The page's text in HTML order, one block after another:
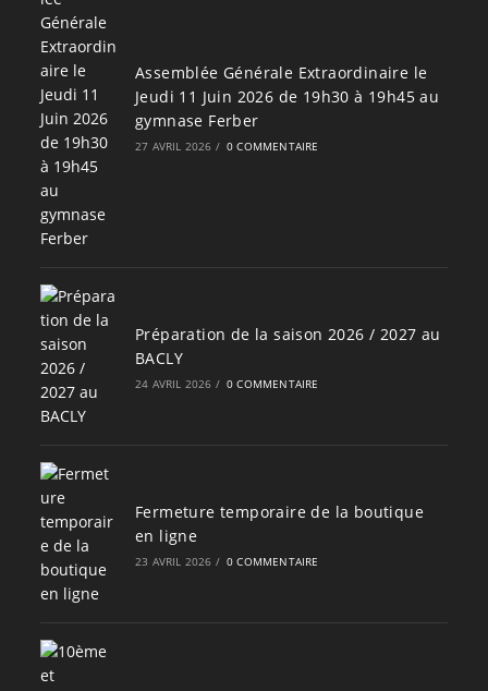
Assemblée Générale Extraordinaire le
Jeudi 11 Juin 2026 de 19h30 à 19h45 au
gymnase Ferber
27 AVRIL 2026 / 0 COMMENTAIRE
Préparation de la saison 2026 / 2027 au
BACLY
24 AVRIL 2026 / 0 COMMENTAIRE
Fermeture temporaire de la boutique
en ligne
23 AVRIL 2026 / 0 COMMENTAIRE